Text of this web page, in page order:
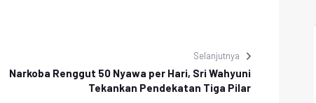
Selanjutnya
Narkoba Renggut 50 Nyawa per Hari, Sri Wahyuni
Tekankan Pendekatan Tiga Pilar